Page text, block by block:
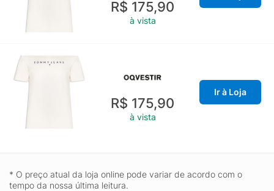
R$ 175,90
à vista
R$ 175,90
à vista
Ir à Loja
* O preço atual da loja online pode variar de acordo com o
tempo da nossa última leitura.